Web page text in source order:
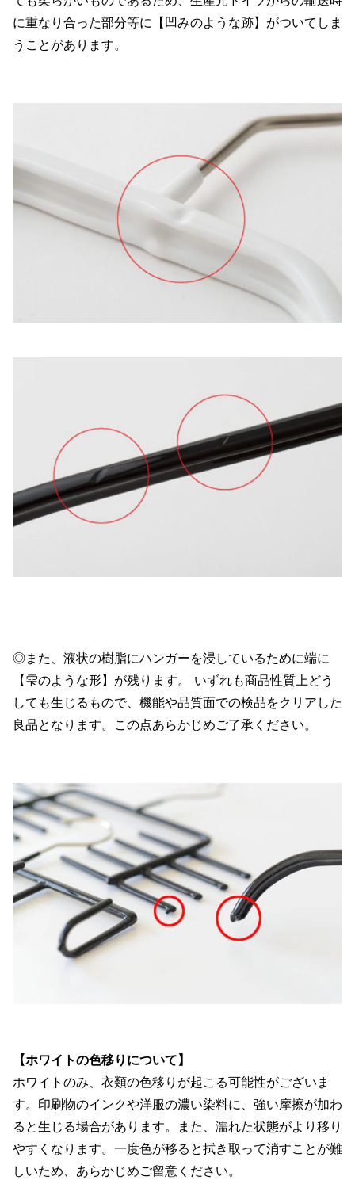
に重なり合った部分等に【凹みのような跡】がついてしま
うことがあります。
◎また、液状の樹脂にハンガーを浸しているために端に
【雫のような形】が残ります。 いずれも商品性質上どう
しても生じるもので、機能や品質面での検品をクリアした
良品となります。この点あらかじめご了承ください。
【ホワイトの色移りについて】
ホワイトのみ、衣類の色移りが起こる可能性がございま
す。印刷物のインクや洋服の濃い染料に、強い摩擦が加わ
ると生じる場合があります。また、濡れた状態がより移り
やすくなります。一度色が移ると拭き取って消すことが難
しいため、あらかじめご留意ください。